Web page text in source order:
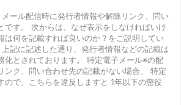
ール配信時に発行者情報や解除リンク、問い
です。 次からは、なぜ表示をしなければいけ
は何を記載すれば良いのか？をご説明してい
記に記述した通り、発行者情報などの記載は
化とされております。 特定電子メール※の配
ンク、問い合わせ先の記載がない場合、 特定
ので、こちらを違反しますと 1年以下の懲役